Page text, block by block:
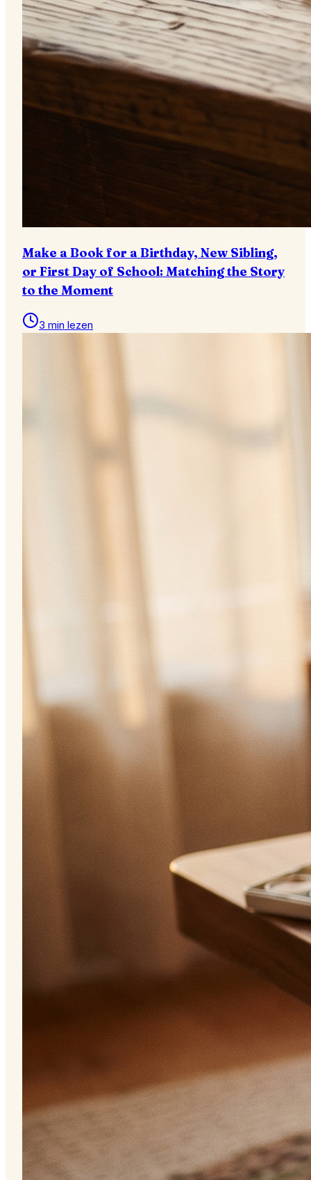
Make a Book for a Birthday, New Sibling,
or First Day of School: Matching the Story
to the Moment
3 min lezen